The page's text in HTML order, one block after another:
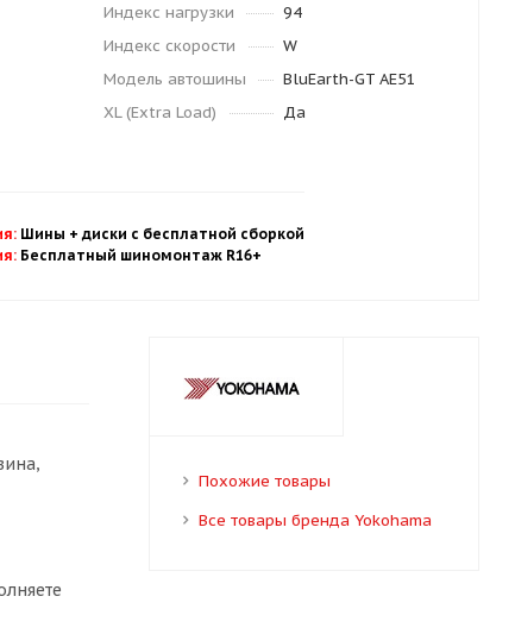
Индекс нагрузки
94
Индекс скорости
W
Модель автошины
BluEarth-GT AE51
XL (Extra Load)
Да
: Шины + диски с бесплатной сборкой
: Бесплатный шиномонтаж R16+
Похожие товары
Все товары бренда Yokohama